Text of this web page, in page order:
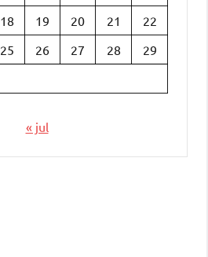
18 19 20 21
22
25 26 27 28
29
« jul